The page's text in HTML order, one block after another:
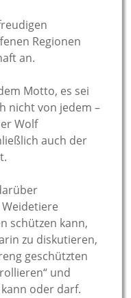
Regionen
an.
Motto, es sei
nicht von jedem –
Wolf
auch der
schützen kann,
zu diskutieren,
geschützten
und
oder darf.